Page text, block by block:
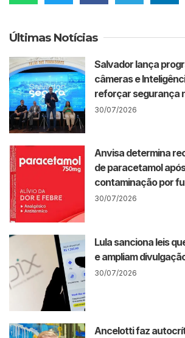
Últimas Notícias
Salvador lança
câmeras e
reforçar segurança
30/07/2026
Anvisa determina
de paracetamol
contaminação por
30/07/2026
Lula sanciona leis
e ampliam
30/07/2026
Ancelotti faz